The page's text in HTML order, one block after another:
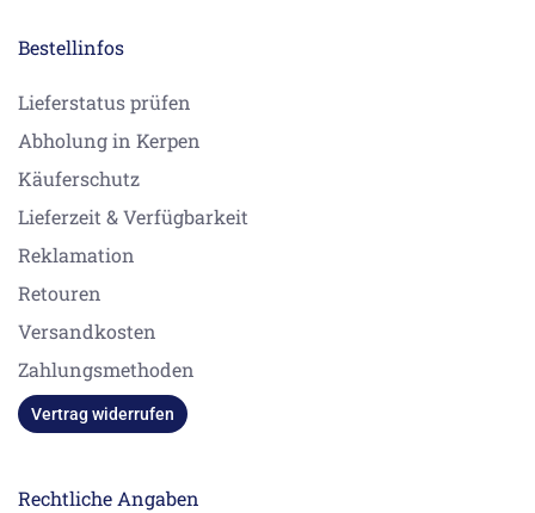
Bestellinfos
Lieferstatus prüfen
Abholung in Kerpen
Käuferschutz
Lieferzeit & Verfügbarkeit
Reklamation
Retouren
Versandkosten
Zahlungsmethoden
Vertrag widerrufen
Rechtliche Angaben